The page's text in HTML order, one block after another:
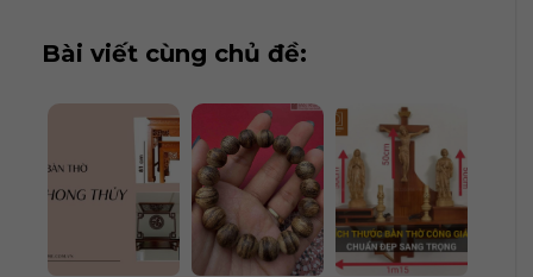
Bài viết cùng chủ đề: